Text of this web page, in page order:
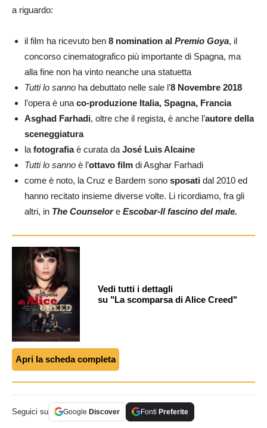
a riguardo:
il film ha ricevuto ben 8 nomination al Premio Goya, il
concorso cinematografico più importante di Spagna, ma
alla fine non ha vinto neanche una statuetta
Tutti lo sanno ha debuttato nelle sale l’8 Novembre 2018
l’opera è una co-produzione Italia, Spagna, Francia
Asghad Farhadi, oltre che il regista, è anche l’autore della
sceneggiatura
la fotografiaè curata da José Luis Alcaine
Tutti lo sanno è l’ottavo film di Asghar Farhadi
come è noto, la Cruz e Bardem sono sposati dal 2010 ed
hanno recitato insieme diverse volte. Li ricordiamo, fra gli
altri, in The Counselore Escobar-Il fascino del male.
Vedi tutti i dettagli
su "La scomparsa di Alice Creed"
Apri la scheda completa
Seguici su Google Discover Fonti Preferite